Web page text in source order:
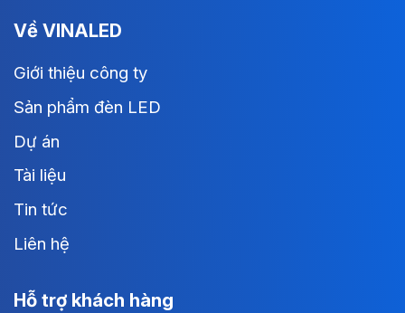
Về VINALED
Giới thiệu công ty
Sản phẩm đèn LED
Dự án
Tài liệu
Tin tức
Liên hệ
Hỗ trợ khách hàng